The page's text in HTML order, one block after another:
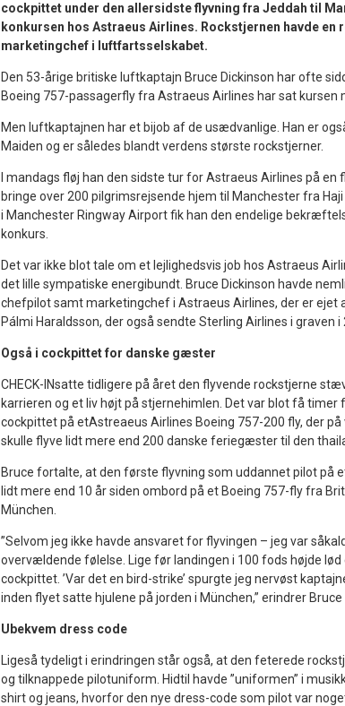
cockpittet under den allersidste flyvning fra Jeddah til
konkursen hos Astraeus Airlines. Rockstjernen havde en
marketingchef i luftfartsselskabet.
Den 53-årige britiske luftkaptajn Bruce Dickinson har ofte
Boeing 757-passagerfly fra Astraeus Airlines har sat kursen
Men luftkaptajnen har et bijob af de usædvanlige. Han er
Maiden og er således blandt verdens største rockstjerner.
I mandags fløj han den sidste tur for Astraeus Airlines på
bringe over 200 pilgrimsrejsende hjem til Manchester fra
i Manchester Ringway Airport fik han den endelige
konkurs.
Det var ikke blot tale om et lejlighedsvis job hos Astraeus
det lille sympatiske energibundt. Bruce Dickinson havde
chefpilot samt marketingchef i Astraeus Airlines, der er ejet
Pálmi Haraldsson, der også sendte Sterling Airlines i graven i
Også i cockpittet for danske gæster
CHECK-INsatte tidligere på året den flyvende rockstjerne
karrieren og et liv højt på stjernehimlen. Det var blot få timer
cockpittet på etAstreaeus Airlines Boeing 757-200 fly, der
skulle flyve lidt mere end 200 danske feriegæster til den
Bruce fortalte, at den første flyvning som uddannet pilot på
lidt mere end 10 år siden ombord på et Boeing 757-fly fra
München.
”Selvom jeg ikke havde ansvaret for flyvingen – jeg var
overvældende følelse. Lige før landingen i 100 fods højde
cockpittet. ’Var det en bird-strike’ spurgte jeg nervøst
inden flyet satte hjulene på jorden i München,” erindrer
Ubekvem dress code
Ligeså tydeligt i erindringen står også, at den feterede
og tilknappede pilotuniform. Hidtil havde ”uniformen” i
shirt og jeans, hvorfor den nye dress-code som pilot var